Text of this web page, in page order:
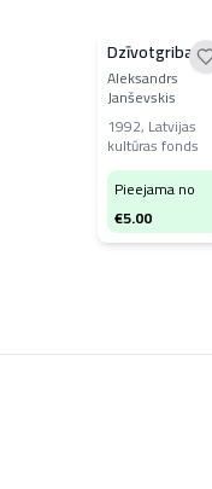
Dzīvotgriba
Aleksandrs
Janševskis
1992, Latvijas
kultūras fonds
Pieejama no
€5.00